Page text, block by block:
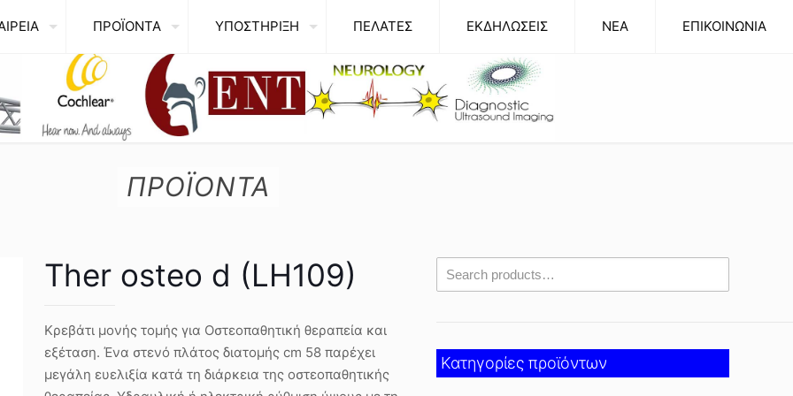
ΠΡΟΪΟΝΤΑ ΥΠΟΣΤΗΡΙΞΗ ΠΕΛΑΤΕΣ ΕΚΔΗΛΩΣΕΙΣ NEA ΕΠΙΚΟΙΝΩΝΙΑ
ΠΡΟΪΟΝΤΑ
Ther osteo d (LH109)
Κρεβάτι μονής τομής για Οστεοπαθητική θεραπεία και
εξέταση. Ένα στενό πλάτος διατομής cm 58 παρέχει
μεγάλη ευελιξία κατά τη διάρκεια της οστεοπαθητικής
Κατηγορίες προϊόντων